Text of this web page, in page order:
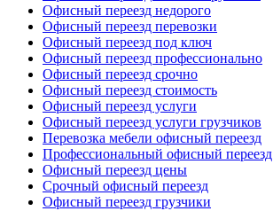
Офисный переезд недорого
Офисный переезд перевозки
Офисный переезд под ключ
Офисный переезд профессионально
Офисный переезд срочно
Офисный переезд стоимость
Офисный переезд услуги
Офисный переезд услуги грузчиков
Перевозка мебели офисный переезд
Профессиональный офисный переезд
Офисный переезд цены
Срочный офисный переезд
Офисный переезд грузчики